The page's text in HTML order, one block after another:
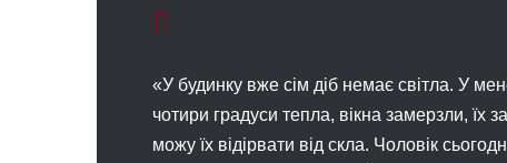
«У будинку вже сім діб немає світла. У
чотири градуси тепла, вікна замерзли,
можу їх відірвати від скла. Чоловік